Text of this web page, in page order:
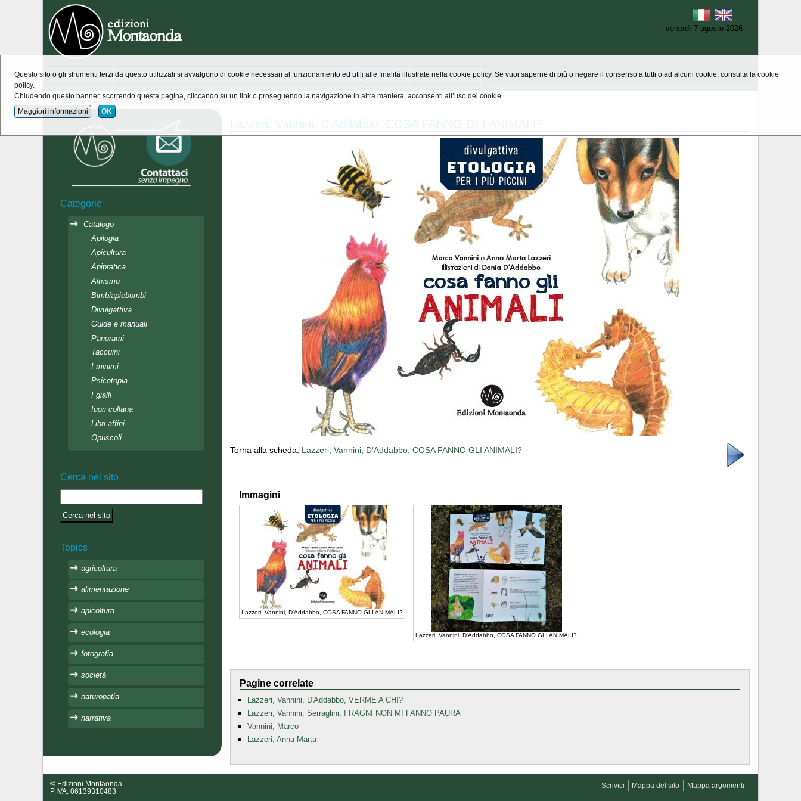
venerdì 7 agosto 2026
Home novità Montaonda Catalogo Chi siamo Scrivici
»Catalogo »Divulgattiva »Lazzeri, Vannini, D'Addabbo, COSA FANNO GLI ANIMALI?
Lazzeri, Vannini, D'Addabbo, COSA FANNO GLI ANIMALI?
Torna alla scheda: Lazzeri, Vannini, D'Addabbo, COSA FANNO GLI ANIMALI?
Immagini
Lazzeri, Vannini, D'Addabbo, COSA FANNO GLI ANIMALI?
Lazzeri, Vannini, D'Addabbo, COSA FANNO GLI ANIMALI?
Pagine correlate
Lazzeri, Vannini, D'Addabbo, VERME A CHI?
Lazzeri, Vannini, Serraglini, I RAGNI NON MI FANNO PAURA
Vannini, Marco
Lazzeri, Anna Marta
Categorie
Catalogo
Apilogia
Apicultura
Apipratica
Altrismo
Bimbiapiebombi
Divulgattiva
Guide e manuali
Panorami
Taccuini
I minimi
Psicotopia
I gialli
fuori collana
Libri affini
Opuscoli
Cerca nel sito
Topics
agricoltura
alimentazione
apicoltura
ecologia
fotografia
società
naturopatia
narrativa
© Edizioni Montaonda
P.IVA: 06139310483
Scrivici Mappa del sito Mappa argomenti
Questo sito o gli strumenti terzi da questo utilizzati si avvalgono di cookie necessari al funzionamento ed utili alle finalità illustrate nella cookie policy. Se vuoi saperne di più o negare il consenso a tutti o ad alcuni cookie, consulta la cookie
policy.
Chiudendo questo banner, scorrendo questa pagina, cliccando su un link o proseguendo la navigazione in altra maniera, acconsenti all’uso dei cookie.
Maggiori informazioni OK